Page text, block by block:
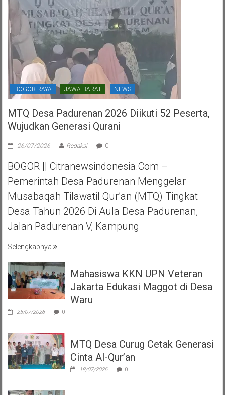
BOGOR RAYA JAWA BARAT NEWS
MTQ Desa Padurenan 2026 Diikuti 52 Peserta,
Wujudkan Generasi Qurani
26/07/2026 Redaksi 0
BOGOR || Citranewsindonesia.com –
Pemerintah Desa Padurenan Menggelar
Musabaqah Tilawatil Qur’an (MTQ) Tingkat
Desa Tahun 2026 Di Aula Desa Padurenan,
Jalan Padurenan V, Kampung
Selengkapnya
Mahasiswa KKN UPN Veteran
Jakarta Edukasi Maggot di Desa
Waru
25/07/2026 0
MTQ Desa Curug Cetak Generasi
Cinta Al-Qur’an
18/07/2026 0